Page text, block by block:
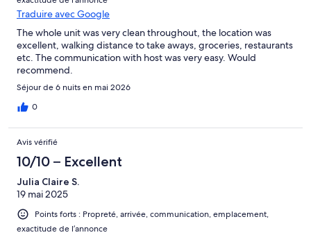
Traduire avec Google
The whole unit was very clean throughout, the location was
excellent, walking distance to take aways, groceries, restaurants
etc. The communication with host was very easy. Would
recommend.
Séjour de 6 nuits en mai 2026
0
Avis vérifié
10/10 – Excellent
Julia Claire S.
19 mai 2025
Points forts : Propreté, arrivée, communication, emplacement,
exactitude de l’annonce